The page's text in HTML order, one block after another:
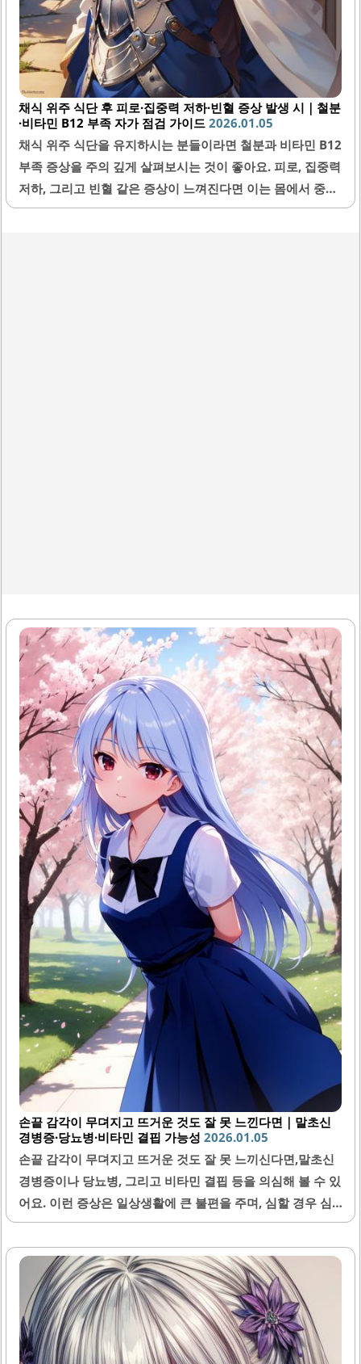
채식 위주 식단 후 피로·집중력 저하·빈혈 증상 발생 시｜철분
·비타민 B12 부족 자가 점검 가이드 2026.01.05
채식 위주 식단을 유지하시는 분들이라면 철분과 비타민 B12
부족 증상을 주의 깊게 살펴보시는 것이 좋아요. 피로, 집중력
저하, 그리고 빈혈 같은 증상이 느껴진다면 이는 몸에서 중요
한 영양소가 부족해졌다는 신호일 수 있어요. 이번 글에서는
손끝 감각이 무뎌지고 뜨거운 것도 잘 못 느낀다면｜말초신
경병증·당뇨병·비타민 결핍 가능성 2026.01.05
손끝 감각이 무뎌지고 뜨거운 것도 잘 못 느끼신다면,말초신
경병증이나 당뇨병, 그리고 비타민 결핍 등을 의심해 볼 수 있
어요. 이런 증상은 일상생활에 큰 불편을 주며, 심할 경우 심
각한 건강 문제로 이어질 수 있기 때문에 빠른 대응이 중요해
요. 감각 저하는 단순한 피로나 스트레스 때문만이 아니라 신
경계의 문제에서 비롯될 수 있으니, 증상이 나타난다면 꾸준
히 관찰하고 의사와 상담하는 것이 좋아요. 지금부터 말초신
경병증과 예상 원인, 그리고 관리법까지 자세히 알려드릴게
요.1. 말초신경병증이란?말초신경병증은 말초신경에 손상이
생겨 감각이나 운동 기능에 이상이 나타나는 질환이에요. 주